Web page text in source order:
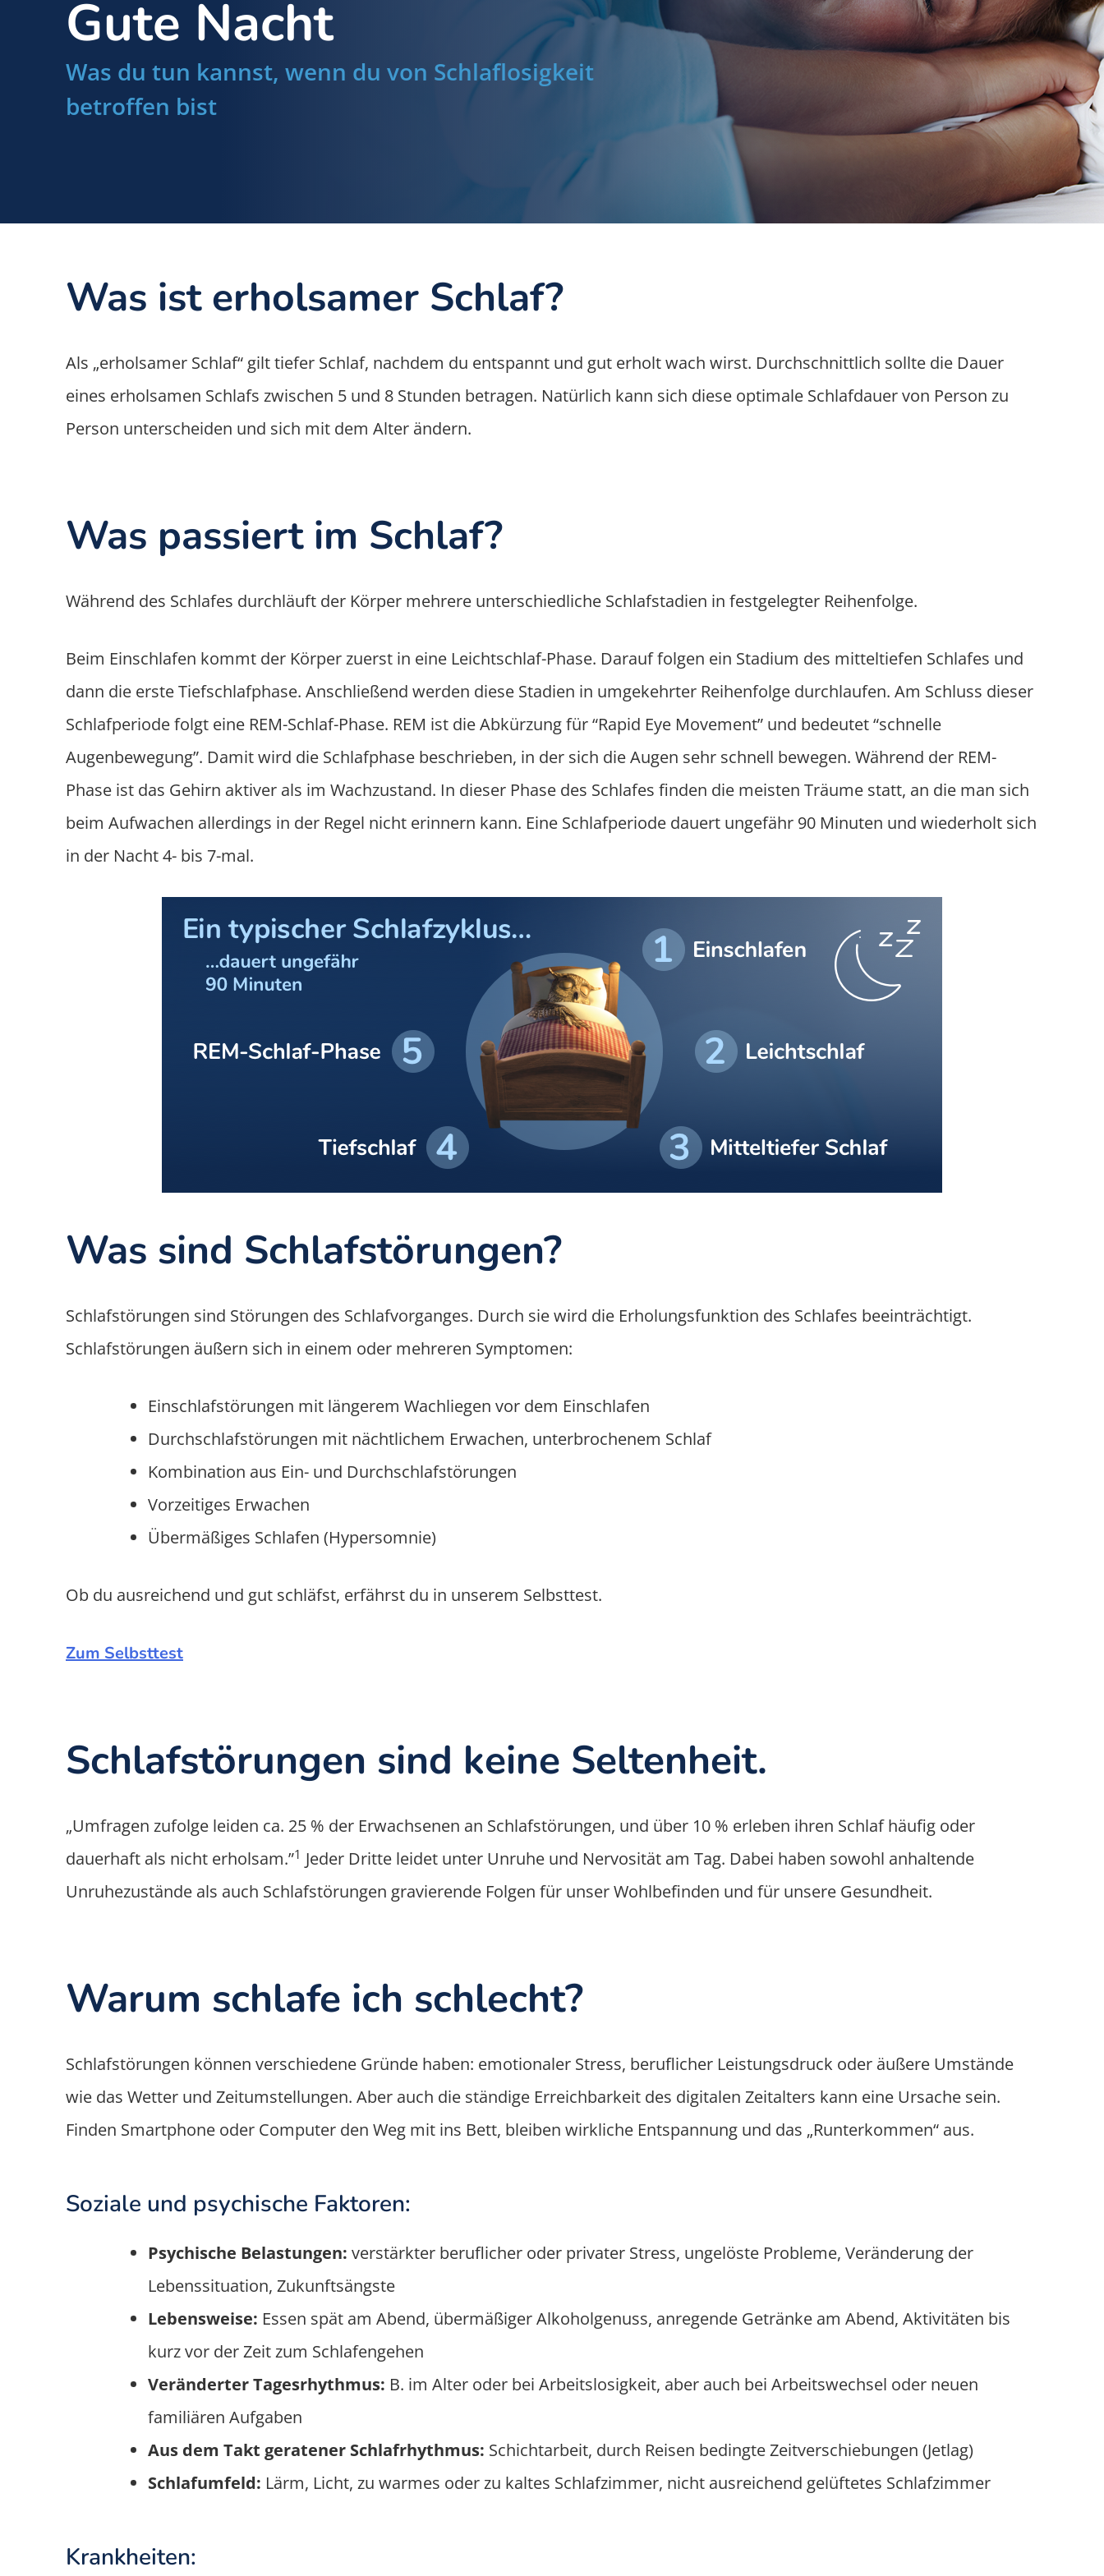
Gute Nacht
Was du tun kannst, wenn du von Schlaflosigkeit
betroffen bist
Was ist erholsamer Schlaf?
Als „erholsamer Schlaf“ gilt tiefer Schlaf, nachdem du entspannt und gut erholt wach wirst. Durchschnittlich sollte die Dauer
eines erholsamen Schlafs zwischen 5 und 8 Stunden betragen. Natürlich kann sich diese optimale Schlafdauer von Person zu
Person unterscheiden und sich mit dem Alter ändern.
Was passiert im Schlaf?
Während des Schlafes durchläuft der Körper mehrere unterschiedliche Schlafstadien in festgelegter Reihenfolge.
Beim Einschlafen kommt der Körper zuerst in eine Leichtschlaf-Phase. Darauf folgen ein Stadium des mitteltiefen Schlafes und
dann die erste Tiefschlafphase. Anschließend werden diese Stadien in umgekehrter Reihenfolge durchlaufen. Am Schluss dieser
Schlafperiode folgt eine REM-Schlaf-Phase. REM ist die Abkürzung für “Rapid Eye Movement” und bedeutet “schnelle
Augenbewegung”. Damit wird die Schlafphase beschrieben, in der sich die Augen sehr schnell bewegen. Während der REM-
Phase ist das Gehirn aktiver als im Wachzustand. In dieser Phase des Schlafes finden die meisten Träume statt, an die man sich
beim Aufwachen allerdings in der Regel nicht erinnern kann. Eine Schlafperiode dauert ungefähr 90 Minuten und wiederholt sich
in der Nacht 4- bis 7-mal.
Was sind Schlafstörungen?
Schlafstörungen sind Störungen des Schlafvorganges. Durch sie wird die Erholungsfunktion des Schlafes beeinträchtigt.
Schlafstörungen äußern sich in einem oder mehreren Symptomen:
Einschlafstörungen mit längerem Wachliegen vor dem Einschlafen
Durchschlafstörungen mit nächtlichem Erwachen, unterbrochenem Schlaf
Kombination aus Ein- und Durchschlafstörungen
Vorzeitiges Erwachen
Übermäßiges Schlafen (Hypersomnie)
Ob du ausreichend und gut schläfst, erfährst du in unserem Selbsttest.
Zum Selbsttest
Schlafstörungen sind keine Seltenheit.
„Umfragen zufolge leiden ca. 25 % der Erwachsenen an Schlafstörungen, und über 10 % erleben ihren Schlaf häufig oder
dauerhaft als nicht erholsam.”1 Jeder Dritte leidet unter Unruhe und Nervosität am Tag. Dabei haben sowohl anhaltende
Unruhezustände als auch Schlafstörungen gravierende Folgen für unser Wohlbefinden und für unsere Gesundheit.
Warum schlafe ich schlecht?
Schlafstörungen können verschiedene Gründe haben: emotionaler Stress, beruflicher Leistungsdruck oder äußere Umstände
wie das Wetter und Zeitumstellungen. Aber auch die ständige Erreichbarkeit des digitalen Zeitalters kann eine Ursache sein.
Finden Smartphone oder Computer den Weg mit ins Bett, bleiben wirkliche Entspannung und das „Runterkommen“ aus.
Soziale und psychische Faktoren:
Psychische Belastungen: verstärkter beruflicher oder privater Stress, ungelöste Probleme, Veränderung der
Lebenssituation, Zukunftsängste
Lebensweise: Essen spät am Abend, übermäßiger Alkoholgenuss, anregende Getränke am Abend, Aktivitäten bis
kurz vor der Zeit zum Schlafengehen
Veränderter Tagesrhythmus: B. im Alter oder bei Arbeitslosigkeit, aber auch bei Arbeitswechsel oder neuen
familiären Aufgaben
Aus dem Takt geratener Schlafrhythmus: Schichtarbeit, durch Reisen bedingte Zeitverschiebungen (Jetlag)
Schlafumfeld: Lärm, Licht, zu warmes oder zu kaltes Schlafzimmer, nicht ausreichend gelüftetes Schlafzimmer
Krankheiten: